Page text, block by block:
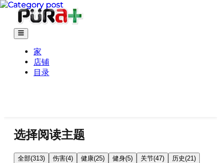
家
店铺
目录
选择阅读主题
全部(313) 伤害(4) 健康(25) 健身(5) 关节(47) 历史(21)